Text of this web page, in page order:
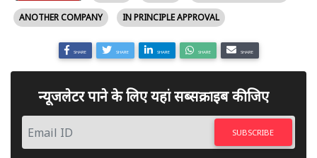
ANOTHER COMPANY
IN PRINCIPLE APPROVAL
SHARE SHARE SHARE SHARE SHARE
न्यूजलेटर पाने के लिए यहां सब्सक्राइब कीजिए
SUBSCRIBE